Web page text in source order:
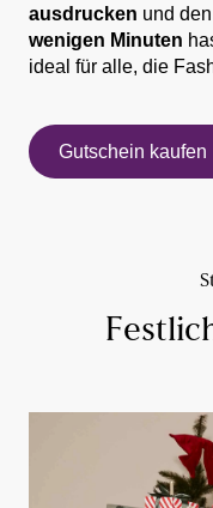
ausdrucken und den
wenigen Minuten
ideal für alle, die
Gutschein kaufen